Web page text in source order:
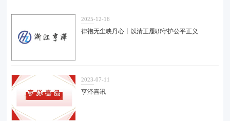
2025-12-16
律袍无尘映丹心丨以清正履职守护公平正义
2023-07-11
亨泽喜讯